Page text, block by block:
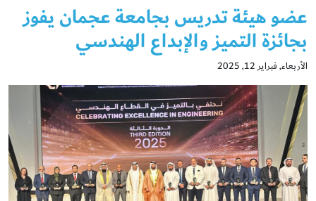
عضو هيئة تدريس بجامعة عجمان يفوز
بجائزة التميز والإبداع الهندسي
الأربعاء, فبراير 12, 2025